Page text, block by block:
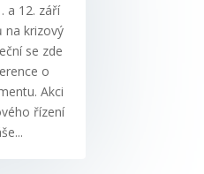
a 12. září
na krizový
se zde
o
Akci
řízení